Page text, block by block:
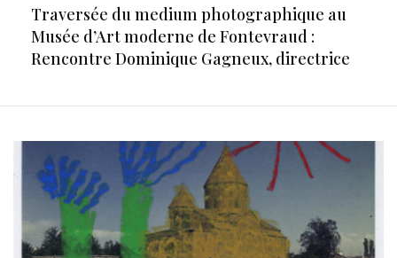
Traversée du medium photographique au
Musée d’Art moderne de Fontevraud :
Rencontre Dominique Gagneux, directrice